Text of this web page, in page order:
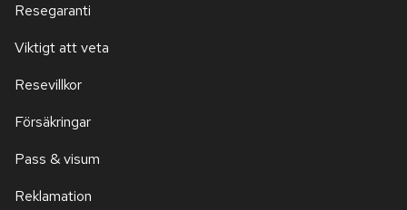
Resegaranti
Viktigt att veta
Resevillkor
Försäkringar
Pass & visum
Reklamation